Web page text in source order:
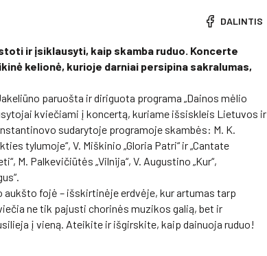
DALINTIS
ir įsiklausyti, kaip skamba ruduo. Koncerte
kelionė, kurioje darniai persipina sakralumas,
paruošta ir diriguota programa „Dainos mėlio
kviečiami į koncertą, kuriame išsiskleis Lietuvos ir
sudarytoje programoje skambės: M. K.
tylumoje“, V. Miškinio „Gloria Patri“ ir „Cantate
M. Palkevičiūtės „Vilnija“, V. Augustino „Kur“,
fojė – išskirtinėje erdvėje, kur artumas tarp
ne tik pajusti chorinės muzikos galią, bet ir
į vieną. Ateikite ir išgirskite, kaip dainuoja ruduo!